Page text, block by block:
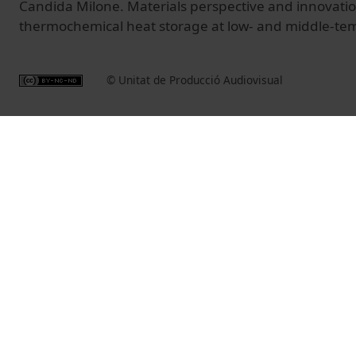
Candida Milone. Materials perspective and
thermochemical heat storage at low‐ and
© Unitat de Producció Audiovisual